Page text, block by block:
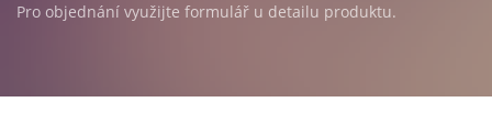
Pro objednání využijte formulář u detailu produktu.